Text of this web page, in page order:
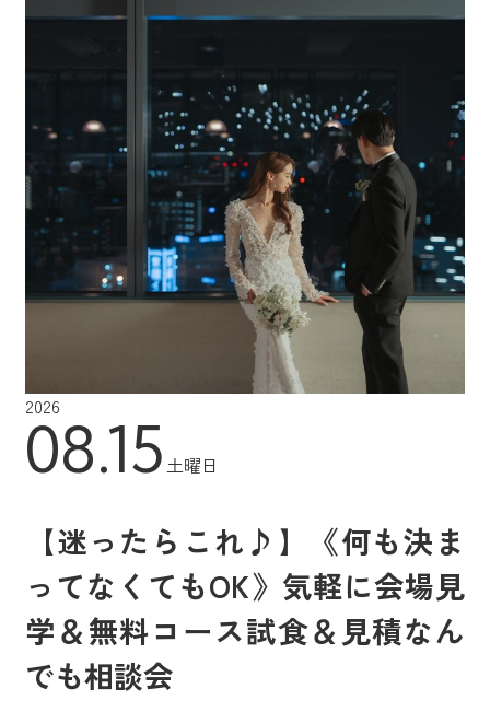
2026
08.15 土曜日
【迷ったらこれ♪】《何も決ま
ってなくてもOK》気軽に会場見
学＆無料コース試食＆見積なん
でも相談会